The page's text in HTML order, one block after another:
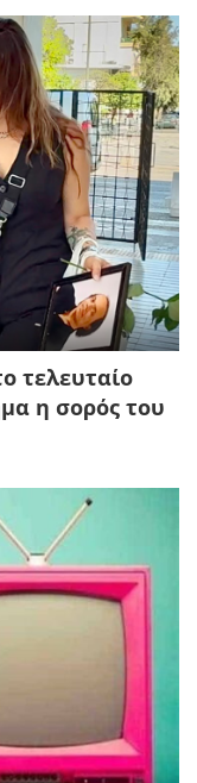
τελευταίο
η σορός του